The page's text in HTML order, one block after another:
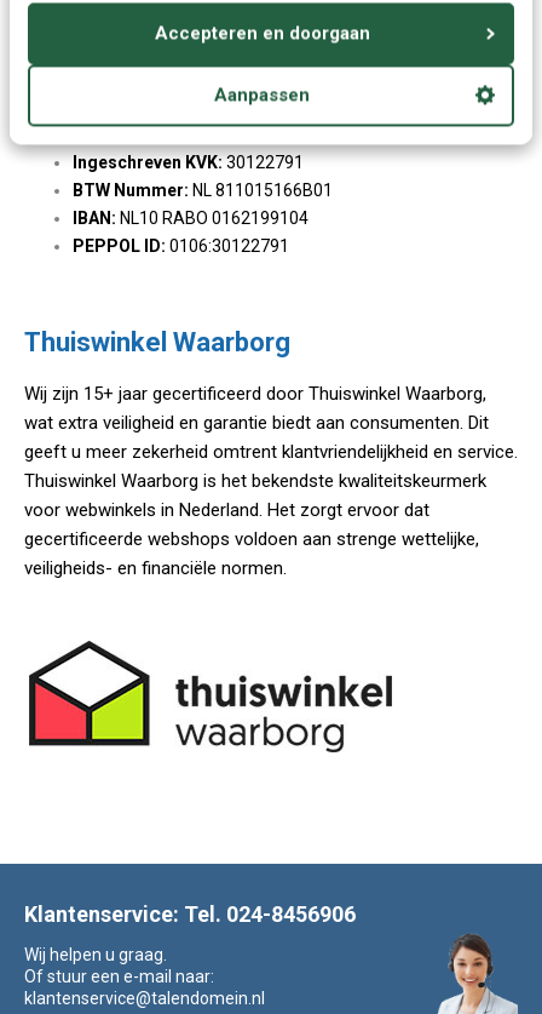
Accepteren en doorgaan
Aanpassen
Contact België
- Tel: 02-5920601
Algemene gegevens
Ingeschreven KVK:30122791
BTW Nummer: NL 811015166B01
IBAN: NL10 RABO 0162199104
PEPPOL ID: 0106:30122791
Thuiswinkel Waarborg
Wij zijn 15+ jaar gecertificeerd door Thuiswinkel Waarborg,
wat extra veiligheid en garantie biedt aan consumenten. Dit
geeft u meer zekerheid omtrent klantvriendelijkheid en service.
Thuiswinkel Waarborg is het bekendste kwaliteitskeurmerk
voor webwinkels in Nederland. Het zorgt ervoor dat
gecertificeerde webshops voldoen aan strenge wettelijke,
veiligheids- en financiële normen.
Klantenservice: Tel. 024-8456906
Wij helpen u graag.
Of stuur een e-mail naar:
klantenservice@talendomein.nl